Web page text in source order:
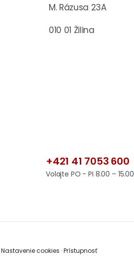
M. Rázusa 23A
010 01 Žilina
+421 41 7053 600
Volajte PO - PI 8.00 – 15.00
Nastavenie cookies ·Prístupnosť